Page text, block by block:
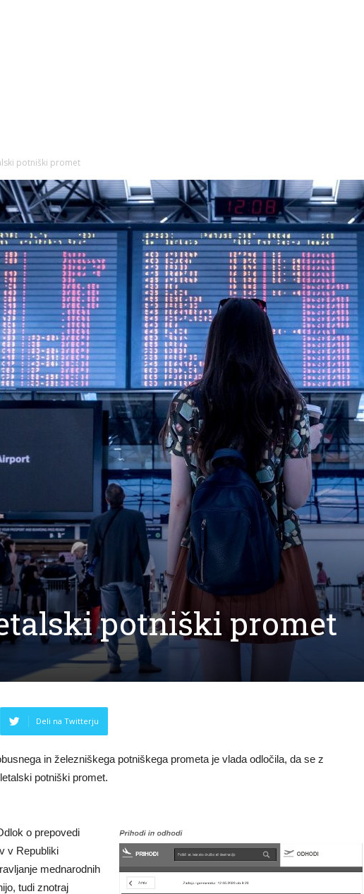
potniški promet
potniški promet
Deli na Twitterju
in železniškega potniškega prometa je vlada odločila, da se z
potniški promet.
o prepovedi
v Republiki
mednarodnih
tudi znotraj